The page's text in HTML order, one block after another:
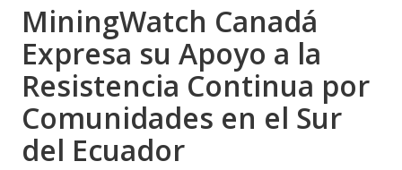
MiningWatch Canadá
Expresa su Apoyo a la
Resistencia Continua por
Comunidades en el Sur
del Ecuador